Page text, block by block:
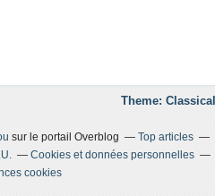
Theme:
sur le portail Overblog
Top articles
Cookies et données personnelles
cookies